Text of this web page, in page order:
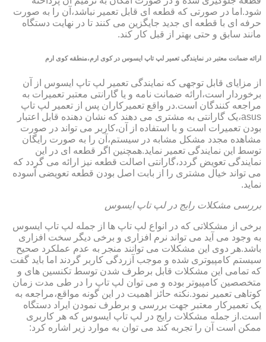
شود.اما در صورتی که قطعه ای قابل تعمیر نباشد،آن را به صورت
حرفه ای با قطعه ای جدید جایگزین می کنند تا در نهایت دستگاه
مانند سابق و حتی بهتر از قبل کار کند.
ارائه ضمانت معتبر در نمایندگی تعمیر لپ تاپ ایسوس در کوی ارم،منطقه کوی ارم
از مزایای قابل توجهی که نمایندگی تعمیر لپ تاپ ایسوس از آن
برخوردار است،ارائه ضمانت نامه و یا گارانتی معتبر تعمیرات به
مراجعه کنندگان است.در واقع تعمیرکاران پس از تعمیر لپ تاپ
asus،یک گارانتی به مشتری می دهند که نشان دهنده قابل اعتبار
بودن تعمیرات است و با استفاده از آن،کاربر می تواند در صورت
مشاهده مجدد مشکل مشابه در سیستم،آن را به صورت رایگان
توسط این نمایندگی تعمیر نماید.همچنین اگر قطعه ای در این
نمایندگی تعویض گردد،گارانتی اصالت قطعه نیز ارائه می گردد که
می تواند خیال مشتری را از بابت اصل بودن قطعه تعویضی آسوده
نماید.
بررسی مشکلات رایج در لپ تاپ ایسوس
برخی از مشکلاتی که در انواع لپ تاپ ها از جمله لپ تاپ ایسوس
به وجود می آید می تواند نرم افزاری و برخی دیگر سخت افزاری
باشد.هر دوی این مشکلات می توانند منجر به عدم عملکرد صحیح
سیستم کامپیوتری شده و موجب آزردگی کاربر گردند اما باید گفت
که تمامی این مشکلات قابل برطرف شدن توسط تکنسین های و
متخصصین کامپیوتر بوده و می توان لپ تاپ را در طی مدت زمان
کوتاهی تعمیر نمود.نکته حائز اهمیت در این گونه مواقع،مراجعه به
یک تعمیرکار معتبر جهت بررسی و برطرف نمودن ایراد دستگاه
است.از جمله مشکلات رایج در لپ تاپ ایسوس که هر کاربری
ممکن است آن را تجربه کند می توان به موارد زیر اشاره کرد: